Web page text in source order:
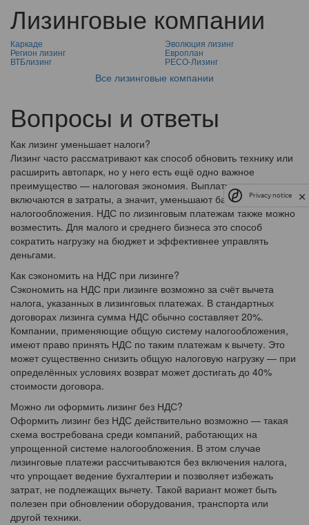
Лизинговые компании
Каркаде Эволюция лизинг
Регион лизинг Европлан
ВТБлизинг РЕСО-Лизинг
Все лизинговые компании
Вопросы и ответы
Как лизинг уменьшает налоги?
Лизинг часто рассматривают как способ обновить технику или
расширить автопарк, но у него есть ещё одно важное
преимущество — налоговая экономия. Выплаты по договору
включаются в затраты, а значит, уменьшают базу
налогообложения. НДС по лизинговым платежам также можно
возместить. Для малого и среднего бизнеса это способ
сократить нагрузку на бюджет и эффективнее управлять
деньгами.
Как сэкономить на НДС при лизинге?
Сэкономить на НДС при лизинге возможно за счёт вычета
налога, указанных в лизинговых платежах. В стандартных
договорах лизинга сумма НДС обычно составляет 20%.
Компании, применяющие общую систему налогообложения,
имеют право принять НДС по таким платежам к вычету. Это
может существенно снизить общую налоговую нагрузку — при
определённых условиях возврат может достигать до 40%
стоимости договора.
Можно ли оформить лизинг без НДС?
Оформить лизинг без НДС действительно возможно — такая
схема востребована среди компаний, работающих на
упрощенной системе налогообложения. В этом случае
лизинговые платежи рассчитываются без включения налога,
что упрощает ведение бухгалтерии и позволяет избежать
затрат, не подлежащих вычету. Такой вариант может быть
полезен при обновлении оборудования, транспорта или
другой техники.
Privacy notice